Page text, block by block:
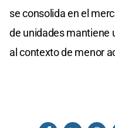
se consolida en el
de unidades mantiene
al contexto de menor